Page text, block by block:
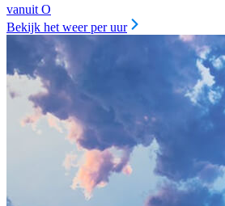
vanuit O
Bekijk het weer per uur